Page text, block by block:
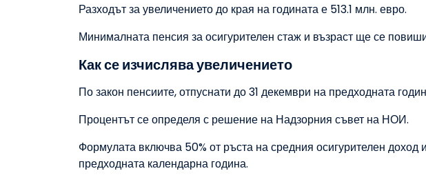
Разходът за увеличението до края на годината е 513.1 млн. евро.
Минималната пенсия за осигурителен стаж и възраст ще се
Как се изчислява увеличението
По закон пенсиите, отпуснати до 31 декември на предходната
Процентът се определя с решение на Надзорния съвет на НОИ.
Формулата включва 50% от ръста на средния осигурителен
предходната календарна година.